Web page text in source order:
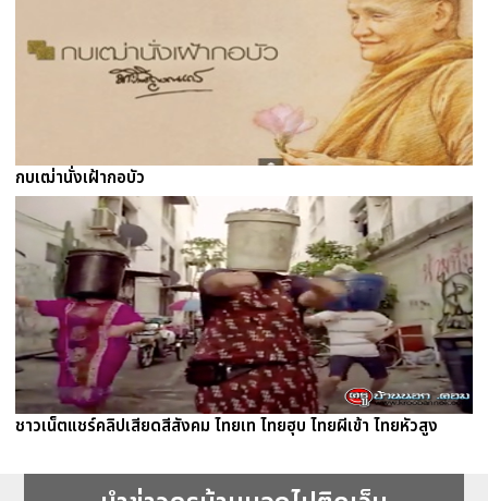
กบเฒ่านั่งเฝ้ากอบัว
ชาวเน็ตแชร์คลิปเสียดสีสังคม ไทยเท ไทยฮุบ ไทยผีเข้า ไทยหัวสูง